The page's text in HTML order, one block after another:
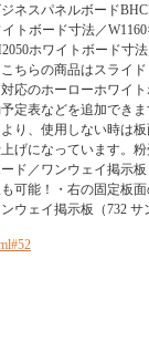
ネスパネルボード
トボード寸法／
ホワイトボード寸
ちらの商品はスライ
応のホーローホワイ
定表などを追加でき
り、使用しない時は
げになっています。
ド／ワンウェイ掲示
可能！・右の固定板
ウェイ掲示板（732 サ